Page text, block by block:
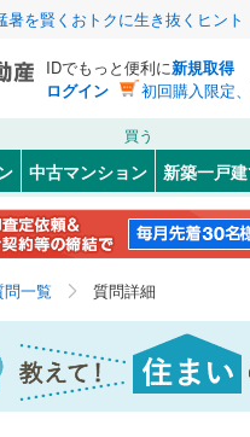
を賢くおトクに生き抜くヒント
IDでもっと便利に新規取得
ログイン
初回購入限定
買う
中古マンション 新築一戸
問一覧 質問詳細